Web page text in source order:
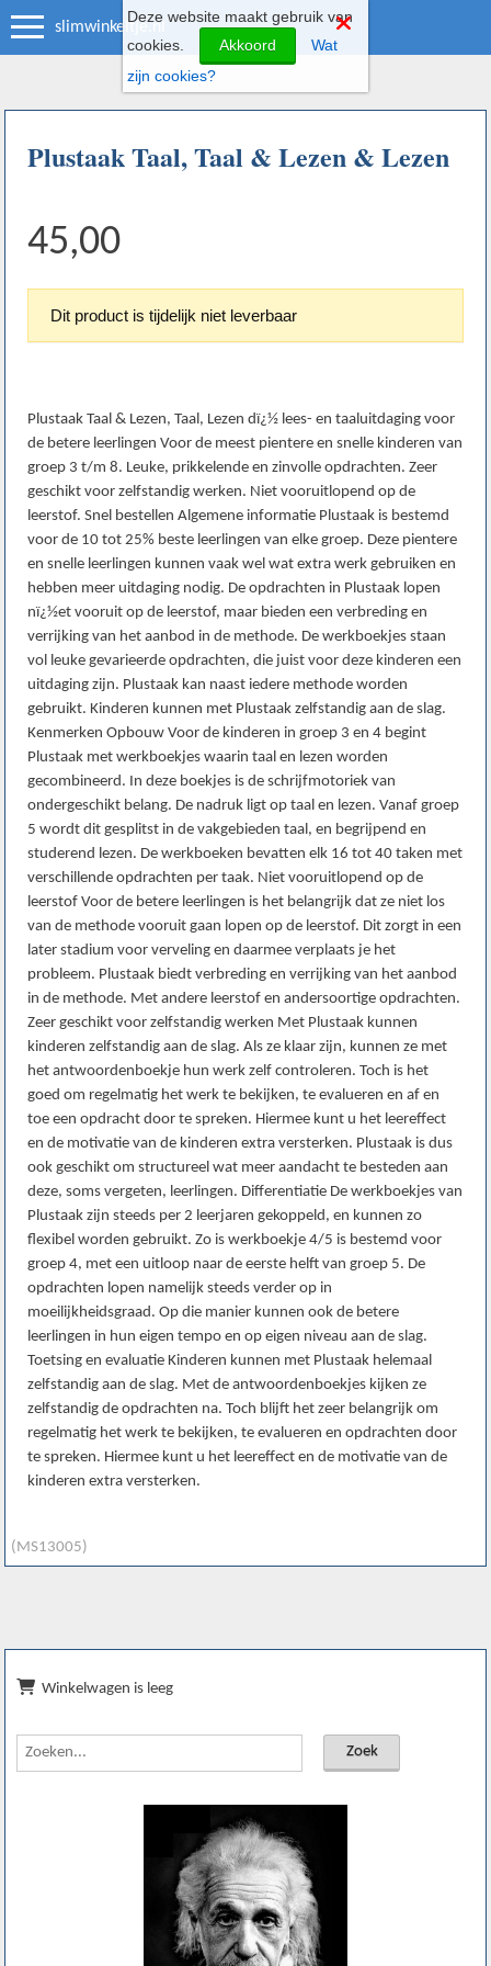
slimwinkeltje.nl
(MS13005)
Plustaak Taal, Taal & Lezen & Lezen
45,00
Dit product is tijdelijk niet leverbaar
Plustaak Taal & Lezen, Taal, Lezen dï¿½ lees- en taaluitdaging voor
de betere leerlingen Voor de meest pientere en snelle kinderen van
groep 3 t/m 8. Leuke, prikkelende en zinvolle opdrachten. Zeer
geschikt voor zelfstandig werken. Niet vooruitlopend op de
leerstof. Snel bestellen Algemene informatie Plustaak is bestemd
voor de 10 tot 25% beste leerlingen van elke groep. Deze pientere
en snelle leerlingen kunnen vaak wel wat extra werk gebruiken en
hebben meer uitdaging nodig. De opdrachten in Plustaak lopen
nï¿½et vooruit op de leerstof, maar bieden een verbreding en
verrijking van het aanbod in de methode. De werkboekjes staan
vol leuke gevarieerde opdrachten, die juist voor deze kinderen een
uitdaging zijn. Plustaak kan naast iedere methode worden
gebruikt. Kinderen kunnen met Plustaak zelfstandig aan de slag.
Kenmerken Opbouw Voor de kinderen in groep 3 en 4 begint
Plustaak met werkboekjes waarin taal en lezen worden
gecombineerd. In deze boekjes is de schrijfmotoriek van
ondergeschikt belang. De nadruk ligt op taal en lezen. Vanaf groep
5 wordt dit gesplitst in de vakgebieden taal, en begrijpend en
studerend lezen. De werkboeken bevatten elk 16 tot 40 taken met
verschillende opdrachten per taak. Niet vooruitlopend op de
leerstof Voor de betere leerlingen is het belangrijk dat ze niet los
van de methode vooruit gaan lopen op de leerstof. Dit zorgt in een
later stadium voor verveling en daarmee verplaats je het
probleem. Plustaak biedt verbreding en verrijking van het aanbod
in de methode. Met andere leerstof en andersoortige opdrachten.
Zeer geschikt voor zelfstandig werken Met Plustaak kunnen
kinderen zelfstandig aan de slag. Als ze klaar zijn, kunnen ze met
het antwoordenboekje hun werk zelf controleren. Toch is het
goed om regelmatig het werk te bekijken, te evalueren en af en
toe een opdracht door te spreken. Hiermee kunt u het leereffect
en de motivatie van de kinderen extra versterken. Plustaak is dus
ook geschikt om structureel wat meer aandacht te besteden aan
deze, soms vergeten, leerlingen. Differentiatie De werkboekjes van
Plustaak zijn steeds per 2 leerjaren gekoppeld, en kunnen zo
flexibel worden gebruikt. Zo is werkboekje 4/5 is bestemd voor
groep 4, met een uitloop naar de eerste helft van groep 5. De
opdrachten lopen namelijk steeds verder op in
moeilijkheidsgraad. Op die manier kunnen ook de betere
leerlingen in hun eigen tempo en op eigen niveau aan de slag.
Toetsing en evaluatie Kinderen kunnen met Plustaak helemaal
zelfstandig aan de slag. Met de antwoordenboekjes kijken ze
zelfstandig de opdrachten na. Toch blijft het zeer belangrijk om
regelmatig het werk te bekijken, te evalueren en opdrachten door
te spreken. Hiermee kunt u het leereffect en de motivatie van de
kinderen extra versterken.
Winkelwagen is leeg
Deze website maakt gebruik van
cookies.
Akkoord
Wat
zijn cookies?